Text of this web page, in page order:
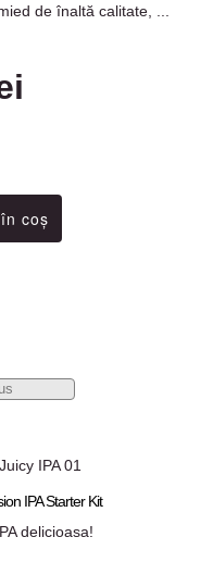
de înaltă calitate, ...
IPA Starter Kit
delicioasa!